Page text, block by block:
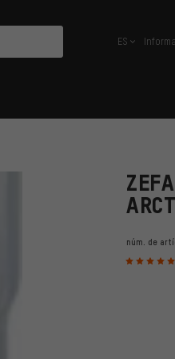
español
ES
núm. de